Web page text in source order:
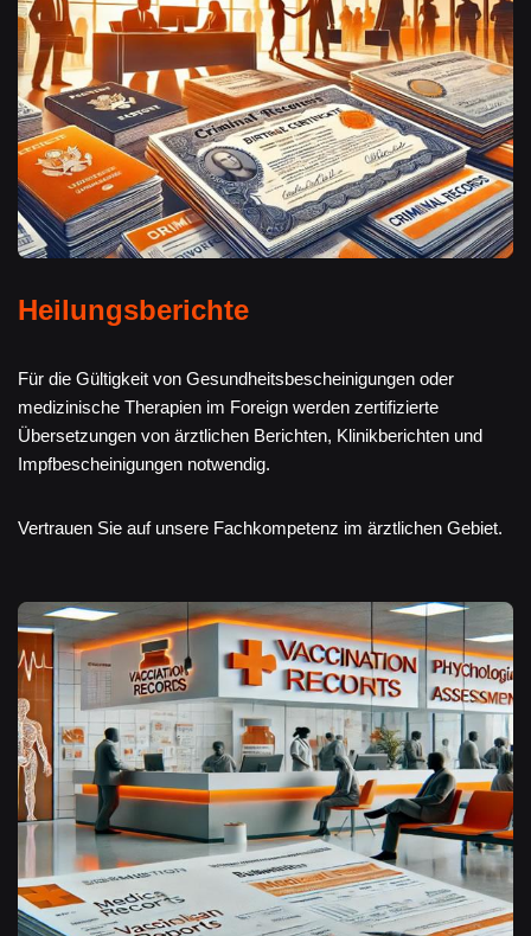
Heilungsberichte
Für die Gültigkeit von Gesundheitsbescheinigungen oder
medizinische Therapien im Foreign werden zertifizierte
Übersetzungen von ärztlichen Berichten, Klinikberichten und
Impfbescheinigungen notwendig.
Vertrauen Sie auf unsere Fachkompetenz im ärztlichen Gebiet.